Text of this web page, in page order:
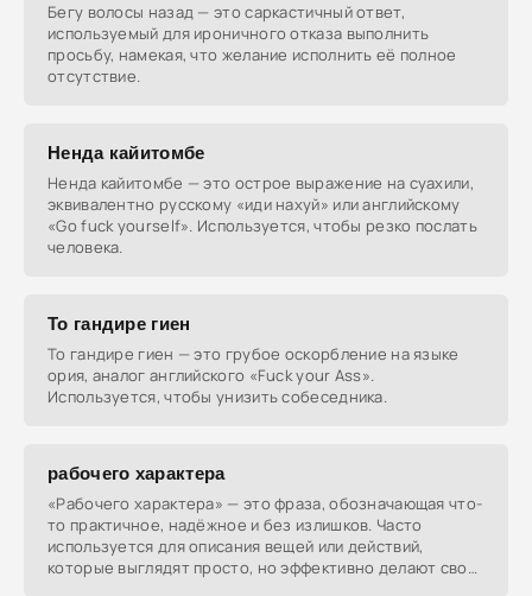
Бегу волосы назад — это саркастичный ответ,
используемый для ироничного отказа выполнить
просьбу, намекая, что желание исполнить её полное
отсутствие.
Ненда кайитомбе
Ненда кайитомбе — это острое выражение на суахили,
эквивалентно русскому «иди нахуй» или английскому
«Go fuck yourself». Используется, чтобы резко послать
человека.
То гандире гиен
То гандире гиен — это грубое оскорбление на языке
ория, аналог английского «Fuck your Ass».
Используется, чтобы унизить собеседника.
рабочего характера
«Рабочего характера» — это фраза, обозначающая что-
то практичное, надёжное и без излишков. Часто
используется для описания вещей или действий,
которые выглядят просто, но эффективно делают своё